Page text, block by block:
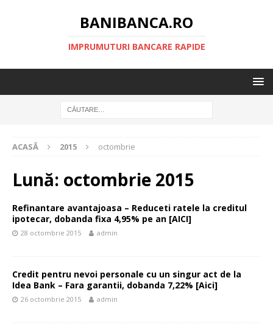
BANIBANCA.RO
IMPRUMUTURI BANCARE RAPIDE
ACASĂ 2015 octombrie
Lună: octombrie 2015
Refinantare avantajoasa – Reduceti ratele la creditul
ipotecar, dobanda fixa 4,95% pe an [AICI]
28 octombrie 2015 admin
Credit pentru nevoi personale cu un singur act de la
Idea Bank – Fara garantii, dobanda 7,22% [Aici]
26 octombrie 2015 admin